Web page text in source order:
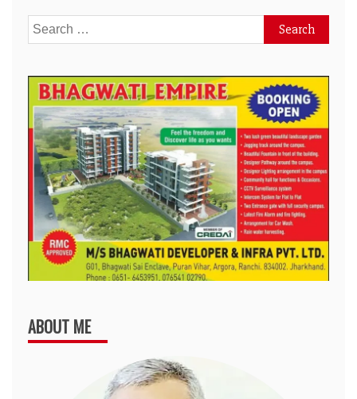
Search
for:
ABOUT ME